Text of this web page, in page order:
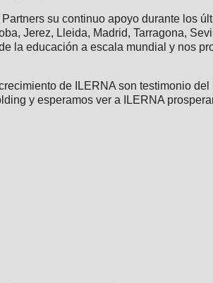
su continuo apoyo durante los
Jerez, Lleida, Madrid, Tarragona,
la educación a escala mundial y nos
de ILERNA son testimonio
y esperamos ver a ILERNA